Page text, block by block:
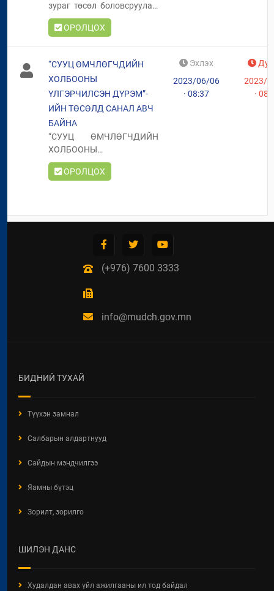
зураг төсөл боловсруулах,
магадлал хийх дүрмийн
төсөлд санал авч байна
ОРОЛЦОХ
“СУУЦ ӨМЧЛӨГЧДИЙН
ХОЛБООНЫ
ҮЛГЭРЧИЛСЭН ДҮРЭМ”-
ИЙН ТӨСӨЛД САНАЛ АВЧ
БАЙНА
“СУУЦ ӨМЧЛӨГЧДИЙН
ХОЛБООНЫ
ҮЛГЭРЧИЛСЭН ДҮРЭМ”-
ИЙН ТӨСӨЛД САНАЛ АВЧ
ОРОЛЦОХ
Эхлэх
2023/06/06
· 08:37
2023/
·
(+976) 7600 3333
info@mudch.gov.mn
БИДНИЙ ТУХАЙ
Түүхэн замнал
Салбарын алдартнууд
Сайдын мэндчилгээ
Яамны бүтэц
Зорилт, зорилго
ШИЛЭН ДАНС
Худалдан авах үйл ажилгааны ил тод байдал